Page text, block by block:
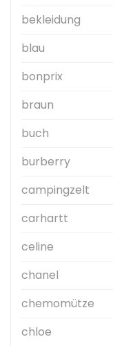
bekleidung
blau
bonprix
braun
buch
burberry
campingzelt
carhartt
celine
chanel
chemomütze
chloe